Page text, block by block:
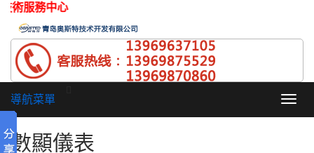
島技術服務中心
導航菜單
數顯儀表